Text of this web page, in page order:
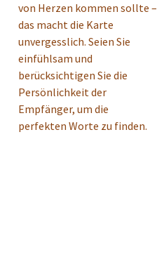
von Herzen kommen sollte –
das macht die Karte
unvergesslich. Seien Sie
einfühlsam und
berücksichtigen Sie die
Persönlichkeit der
Empfänger, um die
perfekten Worte zu finden.